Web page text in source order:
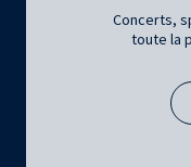
Concerts,
toute la